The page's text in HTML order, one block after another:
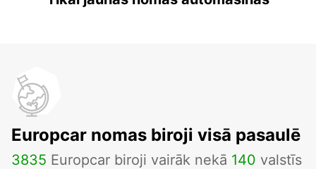
Europcar nomas biroji visā pasaulē
3835 Europcar biroji vairāk nekā 140 valstīs